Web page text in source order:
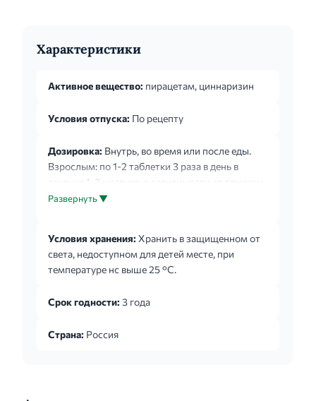
Характеристики
Активное вещество: пирацетам, циннаризин
Условия отпуска: По рецепту
Дозировка: Внутрь, во время или после еды.
Взрослым: по 1-2 таблетки 3 раза в день в
течение 1-3 месяцев, в зависимости от тяжести
заболевания. Возможно проведение повторных
применять более 3 месяцев. Для профилактики
кинетозов: у взрослых - по 1 таблетке, у детей
старше 5 лет - по 1/2 таблетки за 30 минут до
(при необходимости) каждые 6-8 часов.
Развернуть ▼
Условия хранения: Хранить в защищенном от
света, недоступном для детей месте, при
температуре нс выше 25 °С.
Срок годности: 3 года
Страна: Россия